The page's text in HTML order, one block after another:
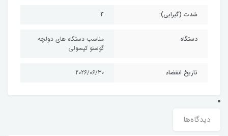
شدت (گیرایی): 4
دستگاه
مناسب دستگاه های دولچه
گوستو کپسولی
تاریخ انقضاء 2026/06/30
دیدگاه‌ها